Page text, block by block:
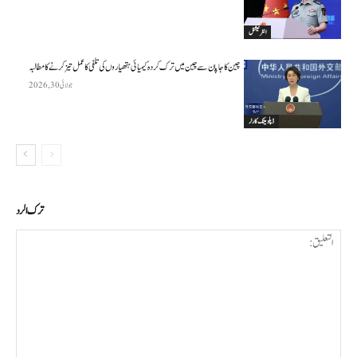
انٹرنیشنل
ڈپلومیٹک کارنر
چین کا جاپان سے چین میں ترک کردہ کیمیائی ہتھیاروں کی تلفی کا عمل تیز کرنے کا مطالبہ
جولائی 30, 2026
ترك الرد